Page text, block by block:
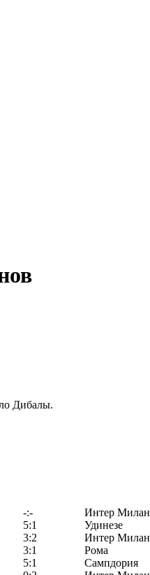
Дибалы.
-:-
Интер Милан
5:1
Удинезе
3:2
Интер Милан
3:1
Рома
5:1
Сампдория